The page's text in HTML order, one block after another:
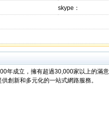
skype：
年成立，擁有超過30,000家以上的滿
創新和多元化的一站式網路服務。